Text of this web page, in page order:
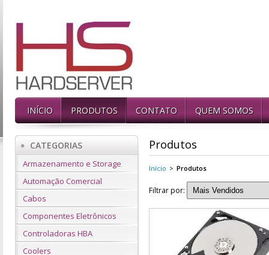
INÍCIO PRODUTOS CONTATO QUEM SOMOS
CATEGORIAS
Armazenamento e Storage
Automação Comercial
Cabos
Componentes Eletrônicos
Controladoras HBA
Coolers
Produtos
Início > Produtos
Filtrar por: